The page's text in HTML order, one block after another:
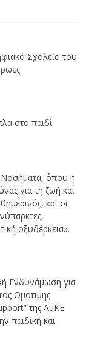
Σχολείο του
στο παιδί
όπου η
για τη ζωή και
και οι
οξυδέρκεια».
Ενδυνάμωση για
Ομότιμης
της ΑμΚΕ
παιδική και